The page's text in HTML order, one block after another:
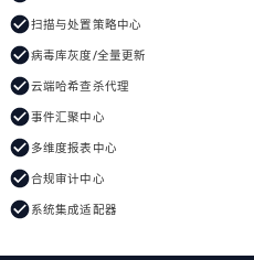
扫描与处置策略中心
病毒库灰度/全量更新
云端哈希查杀代理
事件汇聚中心
多维度报表中心
合规审计中心
系统集成适配器